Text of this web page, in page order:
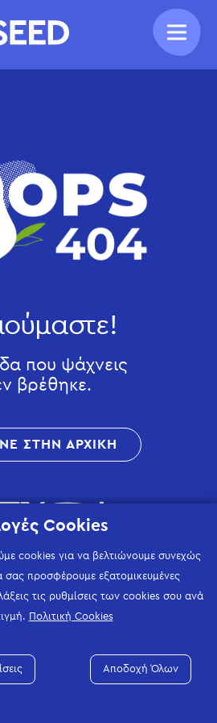
που ψάχνεις
βρέθηκε.
ΣΤΗΝ ΑΡΧΙΚΗ
Cookies
cookies για να βελτιώνουμε συνεχώς
σας προσφέρουμε εξατομικευμένες
τις ρυθμίσεις των cookies σου ανά
Πολιτική Cookies
Αποδοχή Όλων